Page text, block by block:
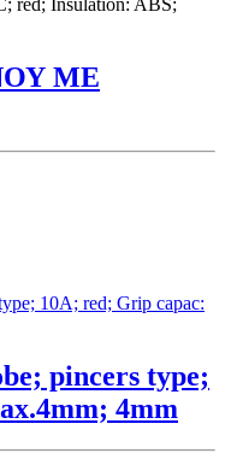
red; Insulation: ABS;
ΜΕ
pincers type;
4mm